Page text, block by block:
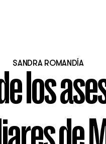
SANDRA ROMANDÍA
los